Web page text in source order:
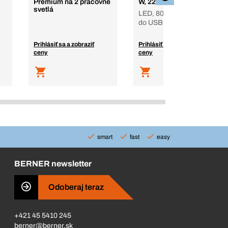
Premium na 2 pracovné
svetlá
Prihlásiť sa a zobraziť
ceny
W, 220 V
LED, 80 W, 220 V, s d.o.
do USB a Bluetooth
Prihlásiť sa a zobraziť
ceny
smart fast easy
BERNER newsletter
Odoberaj teraz
+421 45 5410 245
berner@berner.sk